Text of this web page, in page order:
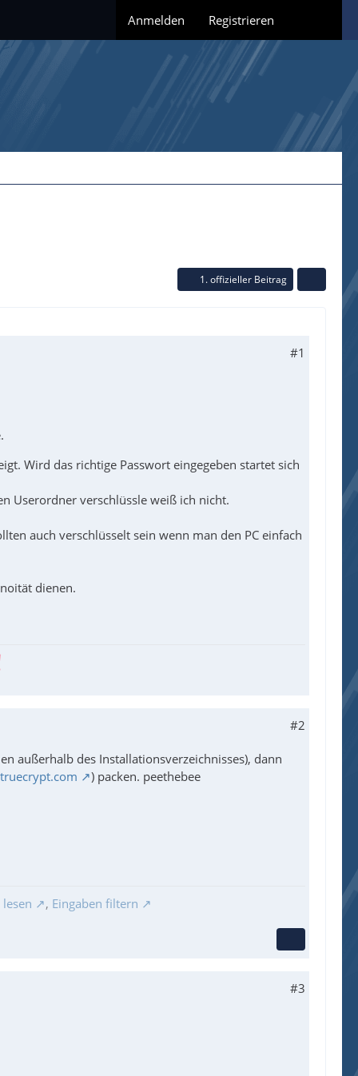
Anmelden Registrieren
1. offizieller Beitrag
#1
Wird das richtige Passwort eingegeben startet sich
Userordner verschlüssle weiß ich nicht.
auch verschlüsselt sein wenn man den PC einfach
dienen.
#2
außerhalb des Installationsverzeichnisses), dann
) packen. peethebee
, Eingaben filtern
#3